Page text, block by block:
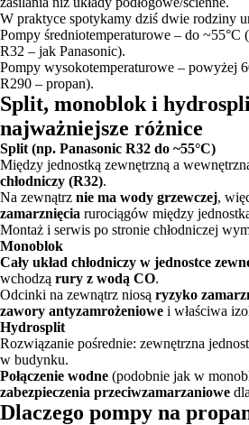
W praktyce spotykamy dziś dwie rodziny
Pompy średniotemperaturowe – do ~55°C
R32 – jak Panasonic).
Pompy wysokotemperaturowe – powyżej
R290 – propan).
Split, monoblok i
najważniejsze różnice
Split (np. Panasonic R32 do ~55°C)
Między jednostką zewnętrzną a
chłodniczy (R32).
Na zewnątrz nie ma wody grzewczej,
zamarznięcia rurociągów między
Montaż i serwis po stronie chłodniczej
Monoblok
Cały układ chłodniczy w jednostce
wchodzą rury z wodą CO.
Odcinki na zewnątrz niosą ryzyko
zawory antyzamrożeniowe i właściwa
Hydrosplit
Rozwiązanie pośrednie: zewnętrzna
w budynku.
Połączenie wodne (podobnie jak w
zabezpieczenia przeciwzamarzaniowe
Dlaczego pompy na